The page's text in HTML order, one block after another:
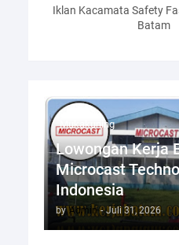
Iklan Kacamata Safety
Batam
Mukakuning
Lowongan Kerja
Microcast
Indonesia
by Admin - Juli 31, 2026